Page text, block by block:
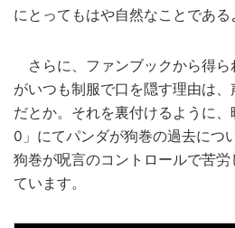
にとってもはや自然なことである
さらに、ファンブックから得ら
がいつも制服で口を隠す理由は
だとか。それを裏付けるように
0」にてパンダが狗巻の過去につ
狗巻が呪言のコントロールで苦
ています。